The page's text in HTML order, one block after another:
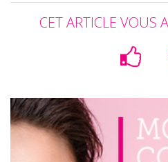
CET ARTICLE VOUS